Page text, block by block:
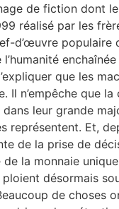
de fiction dont
réalisé par les
d’œuvre
que les
Il n’empêche que
leur grande
représentent. Et,
de la prise de
la monnaie
désormais
de choses